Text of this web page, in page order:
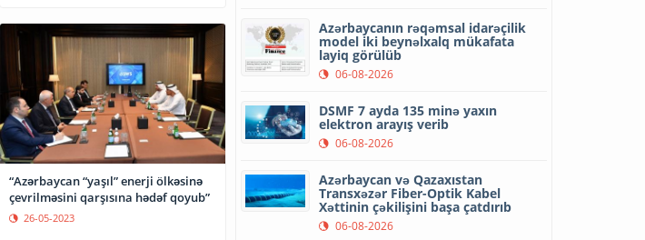
“Azərbaycan “yaşıl” enerji ölkəsinə
çevrilməsini qarşısına hədəf qoyub”
26-05-2023
Azərbaycanın rəqəmsal idarəçilik
model iki beynəlxalq mükafata
layiq görülüb
06-08-2026
DSMF 7 ayda 135 minə yaxın
elektron arayış verib
06-08-2026
Azərbaycan və Qazaxıstan
Transxəzər Fiber-Optik Kabel
Xəttinin çəkilişini başa çatdırıb
06-08-2026